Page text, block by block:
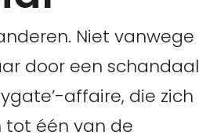
Niet vanwege
door een schandaal
affaire, die zich
tot één van de